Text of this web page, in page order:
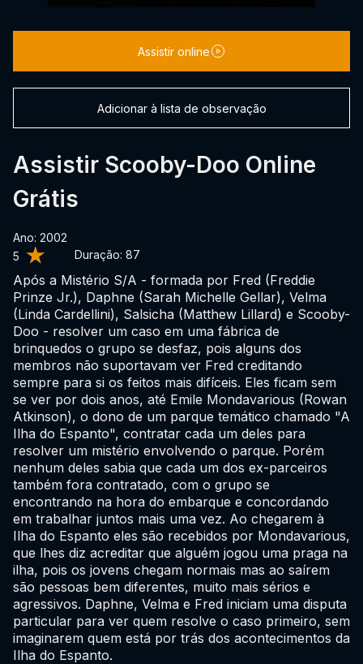
5 Duração: 87
Assistir Scooby-Doo Online
Grátis
Ano: 2002
Após a Mistério S/A - formada por Fred (Freddie
Prinze Jr.), Daphne (Sarah Michelle Gellar), Velma
(Linda Cardellini), Salsicha (Matthew Lillard) e Scooby-
Doo - resolver um caso em uma fábrica de
brinquedos o grupo se desfaz, pois alguns dos
membros não suportavam ver Fred creditando
sempre para si os feitos mais difíceis. Eles ficam sem
se ver por dois anos, até Emile Mondavarious (Rowan
Atkinson), o dono de um parque temático chamado "A
Ilha do Espanto", contratar cada um deles para
resolver um mistério envolvendo o parque. Porém
nenhum deles sabia que cada um dos ex-parceiros
também fora contratado, com o grupo se
encontrando na hora do embarque e concordando
em trabalhar juntos mais uma vez. Ao chegarem à
Ilha do Espanto eles são recebidos por Mondavarious,
que lhes diz acreditar que alguém jogou uma praga na
ilha, pois os jovens chegam normais mas ao saírem
são pessoas bem diferentes, muito mais sérios e
agressivos. Daphne, Velma e Fred iniciam uma disputa
particular para ver quem resolve o caso primeiro, sem
imaginarem quem está por trás dos acontecimentos da
Ilha do Espanto.
Assistir online
Adicionar à lista de observação